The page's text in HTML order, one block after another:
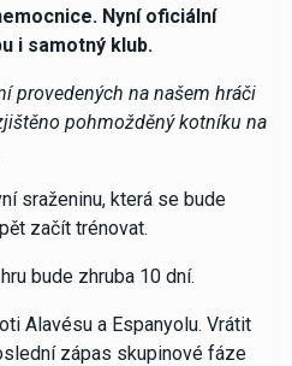
Nyní oficiální
i samotný klub.
provedených na našem hráči
pohmožděný kotníku na
sraženinu, která se bude
začít trénovat.
bude zhruba 10 dní.
Alavésu a Espanyolu. Vrátit
zápas skupinové fáze